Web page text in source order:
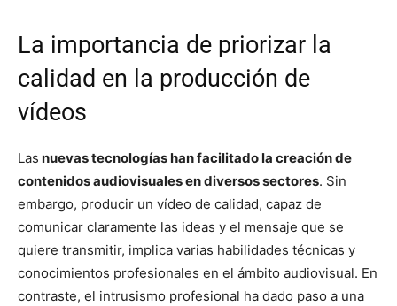
La importancia de priorizar la
calidad en la producción de
vídeos
Las nuevas tecnologías han facilitado la creación de
contenidos audiovisuales en diversos sectores. Sin
embargo, producir un vídeo de calidad, capaz de
comunicar claramente las ideas y el mensaje que se
quiere transmitir, implica varias habilidades técnicas y
conocimientos profesionales en el ámbito audiovisual. En
contraste, el intrusismo profesional ha dado paso a una